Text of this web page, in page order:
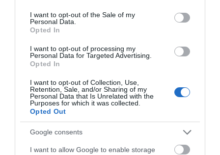
consent section.
I want to opt-out of the Sale of my
Personal Data.
Opted In
I want to opt-out of processing my
Personal Data for Targeted Advertising.
Opted In
I want to opt-out of Collection, Use,
Retention, Sale, and/or Sharing of my
Personal Data that Is Unrelated with the
Purposes for which it was collected.
Opted Out
Google consents
I want to allow Google to enable storage
ΣΧΕΤΙΚΆ ΠΡΟΪΌΝΤΑ